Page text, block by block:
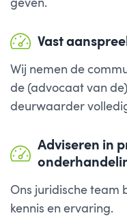
Vast
Wij nemen de
de (advocaat van
deurwaarder
Adviseren in
Ons juridische team
kennis en ervaring.